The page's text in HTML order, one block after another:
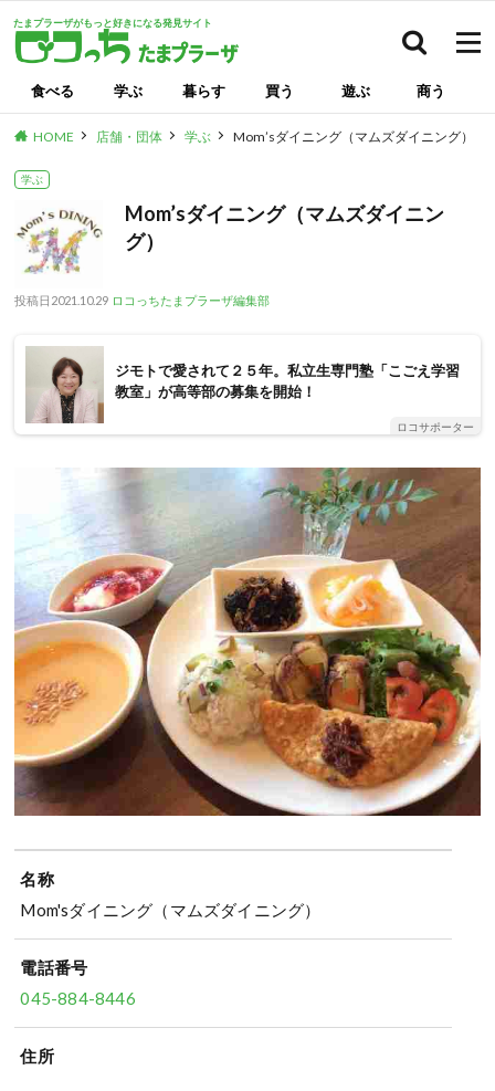
たまプラーザがもっと好きになる発見サイト
食べる 学ぶ 暮らす 買う 遊ぶ 商う
HOME 店舗・団体 学ぶ Mom’sダイニング（マムズダイニング）
学ぶ
Mom’sダイニング（マムズダイニン
グ）
投稿日 2021.10.29 ロコっちたまプラーザ編集部
ジモトで愛されて２５年。私立生専門塾「こごえ学習
教室」が高等部の募集を開始！
ロコサポーター
名称
Mom'sダイニング（マムズダイニング）
電話番号
045-884-8446
住所